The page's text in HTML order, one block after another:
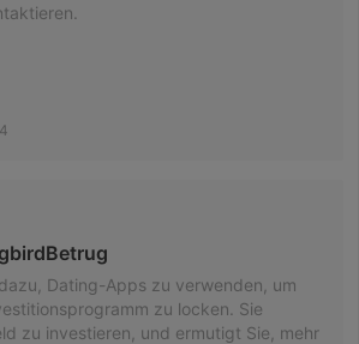
Dating-Apps zu verwenden, um
zu locken. Sie
zu investieren, und ermutigt Sie, mehr